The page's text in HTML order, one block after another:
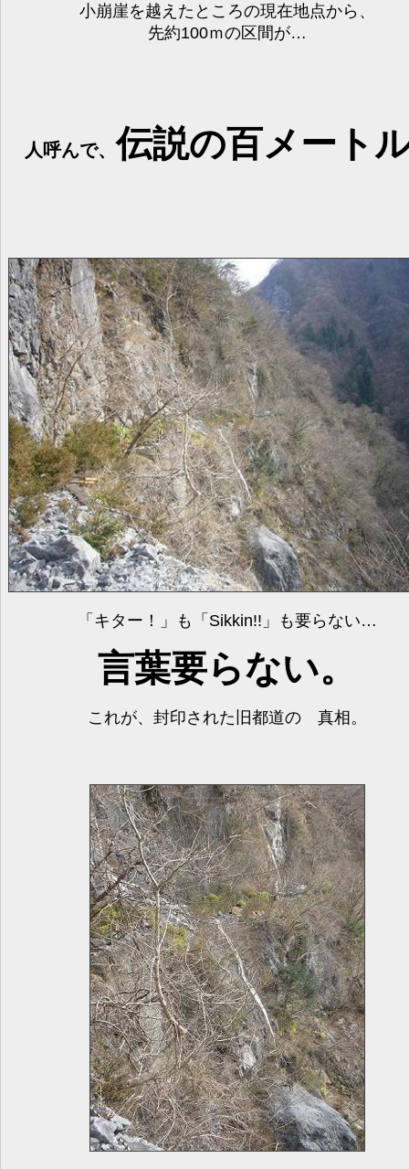
小崩崖を越えたところの現在地点から、
先約100ｍの区間が…
人呼んで、伝説の百メート
「キター！」も「Sikkin!!」も要らない…
言葉要らない。
これが、封印された旧都道の 真相。